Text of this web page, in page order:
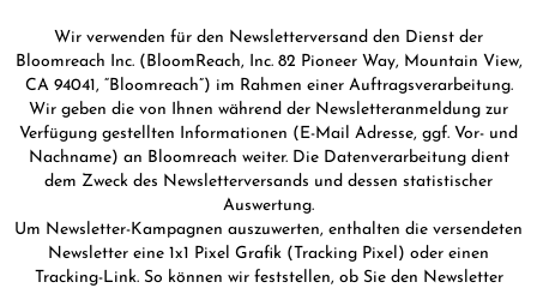
Wir verwenden für den Newsletterversand den Dienst der
Bloomreach Inc. (BloomReach, Inc. 82 Pioneer Way, Mountain View,
CA 94041, “Bloomreach”) im Rahmen einer Auftragsverarbeitung.
Wir geben die von Ihnen während der Newsletteranmeldung zur
Verfügung gestellten Informationen (E-Mail Adresse, ggf. Vor- und
Nachname) an Bloomreach weiter. Die Datenverarbeitung dient
dem Zweck des Newsletterversands und dessen statistischer
Auswertung.
Um Newsletter-Kampagnen auszuwerten, enthalten die versendeten
Newsletter eine 1x1 Pixel Grafik (Tracking Pixel) oder einen
Tracking-Link. So können wir feststellen, ob Sie den Newsletter